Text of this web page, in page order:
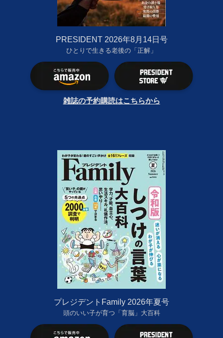
PRESIDENT 2026年8月14日号
ひとりで生きる老後の「正解」
雑誌の予約購読はこちらから
プレジデントFamily 2026年夏号
頭のいい子が育つ「育脳」大百科